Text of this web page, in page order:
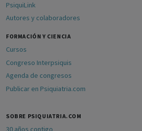
PsiquiLink
Autores y colaboradores
FORMACIÓN Y CIENCIA
Cursos
Congreso Interpsiquis
Agenda de congresos
Publicar en Psiquiatria.com
SOBRE PSIQUIATRIA.COM
30 años contigo